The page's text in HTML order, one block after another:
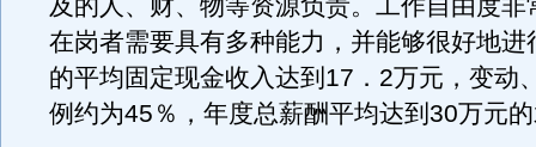
及的人、财、物等资源负责。工作自由度非
在岗者需要具有多种能力，并能够很好地进
的平均固定现金收入达到17．2万元，变动
例约为45％，年度总薪酬平均达到30万元